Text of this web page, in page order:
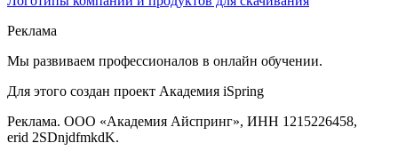
Реклама
Мы развиваем профессионалов в онлайн обучении.
Для этого создан проект Академия iSpring
Реклама. ООО «Академия Айспринг», ИНН 1215226458,
erid 2SDnjdfmkdK.